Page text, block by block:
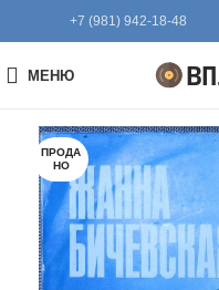
+7 (981) 942-18-48
МЕНЮ
ПРОДА
НО